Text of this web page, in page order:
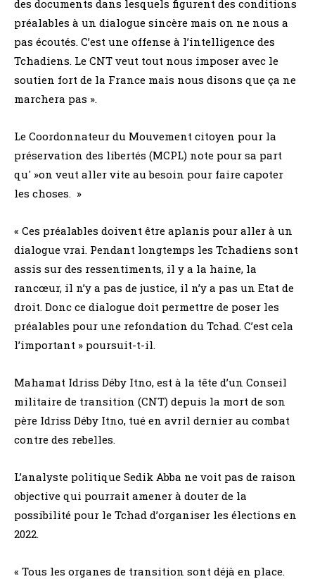
des documents dans lesquels figurent des conditions
préalables à un dialogue sincère mais on ne nous a
pas écoutés. C’est une offense à l’intelligence des
Tchadiens. Le CNT veut tout nous imposer avec le
soutien fort de la France mais nous disons que ça ne
marchera pas ».
Le Coordonnateur du Mouvement citoyen pour la
préservation des libertés (MCPL) note pour sa part
qu' »on veut aller vite au besoin pour faire capoter
les choses. »
« Ces préalables doivent être aplanis pour aller à un
dialogue vrai. Pendant longtemps les Tchadiens sont
assis sur des ressentiments, il y a la haine, la
rancœur, il n’y a pas de justice, il n’y a pas un Etat de
droit. Donc ce dialogue doit permettre de poser les
préalables pour une refondation du Tchad. C’est cela
l’important » poursuit-t-il.
Mahamat Idriss Déby Itno, est à la tête d’un Conseil
militaire de transition (CNT) depuis la mort de son
père Idriss Déby Itno, tué en avril dernier au combat
contre des rebelles.
L’analyste politique Sedik Abba ne voit pas de raison
objective qui pourrait amener à douter de la
possibilité pour le Tchad d’organiser les élections en
2022.
« Tous les organes de transition sont déjà en place.